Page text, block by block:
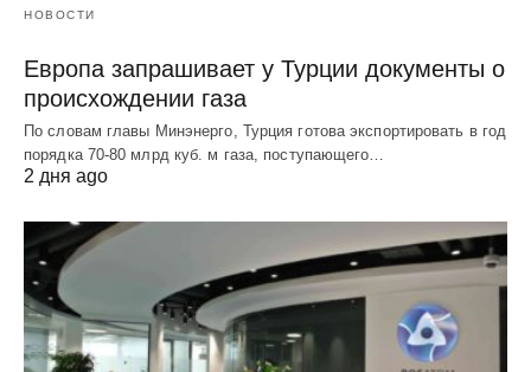
НОВОСТИ
Европа запрашивает у Турции документы о
происхождении газа
По словам главы Минэнерго, Турция готова экспортировать в год
порядка 70-80 млрд куб. м газа, поступающего…
2 дня ago